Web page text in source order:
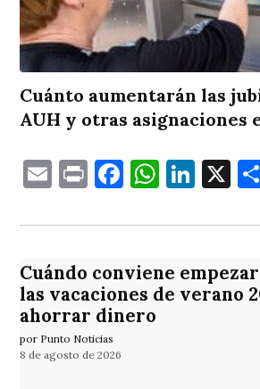
Cuánto aumentarán las
AUH y otras asignaciones
EmailPrintFacebook
X
Cuándo conviene
las vacaciones de verano
ahorrar dinero
por Punto Noticias
8 de agosto de 2026